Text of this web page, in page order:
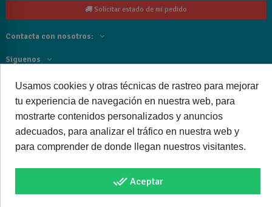
Solicitar estado de mi pedido
Contacta con nosotros:
Siguenos
Cancelar o devolver un pedido
Usamos cookies y otras técnicas de rastreo para mejorar
tu experiencia de navegación en nuestra web, para
mostrarte contenidos personalizados y anuncios
adecuados, para analizar el tráfico en nuestra web y
para comprender de donde llegan nuestros visitantes.
done_all Aceptar